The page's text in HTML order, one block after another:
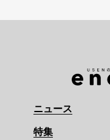
ニュース
特集